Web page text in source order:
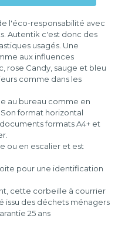
l'éco-responsabilité avec
Autentik c'est donc des
usagés. Une
aux influences
rose Candy, sauge et bleu
comme dans les
au bureau comme en
format horizontal
formats A4+ et
ou en escalier et est
pour une identification
cette corbeille à courrier
issu des déchets ménagers
25 ans